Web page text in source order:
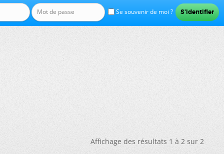
Se souvenir de moi ?
Affichage des résultats 1 à 2 sur 2